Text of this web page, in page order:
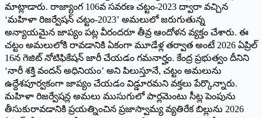
మాట్లాడారు. రాజ్యాంగ 106వ సవరణ చట్టం-2023 ద్వారా వచ్చిన
‘మహిళా రిజర్వేషన్ చట్టం-2023’ అమలులో జరుగుతున్న
అన్యాయమైన జాప్యం పట్ల వీరందరూ తీవ్ర ఆందోళన వ్యక్తం చేశారు. ఈ
చట్టం అమలులోకి రావడానికి ఏకంగా మూడేళ్ల తర్వాత అంటే 2026 ఏప్రిల్
16న గెజిట్ నోటిఫికేషన్ జారీ చేయడం గమనార్హం. కేంద్ర ప్రభుత్వం దీనిని
‘నారీ శక్తి వందన్ అధినియం’ అని పిలుస్తూనే, చట్టం అమలును
ఉద్దేశపూర్వకంగా జాప్యం చేయడం విడ్డూరమ‌ని వ‌క్త‌లు పేర్కొన్నారు.
మహిళా రిజర్వేషన్ల అమలు ముసుగులో పార్లమెంటు సీట్ల పెంపును
తీసుకురావడానికి ప్రయత్నించిన ప్రజాస్వామ్య వ్యతిరేక బిల్లును 2026